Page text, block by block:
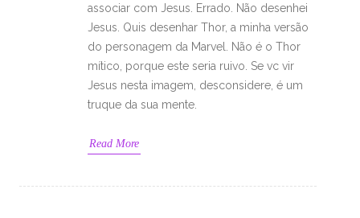
associar com Jesus. Errado. Não desenhei
Jesus. Quis desenhar Thor, a minha versão
do personagem da Marvel. Não é o Thor
mítico, porque este seria ruivo. Se vc vir
Jesus nesta imagem, desconsidere, é um
truque da sua mente.
Read More